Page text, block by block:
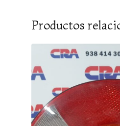
Productos